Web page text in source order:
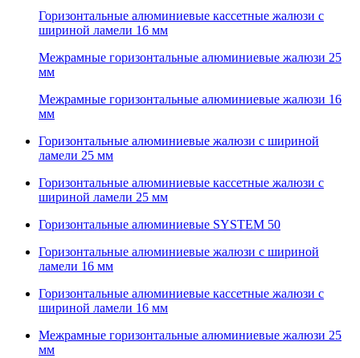
Горизонтальные алюминиевые кассетные жалюзи с
шириной ламели 16 мм
Межрамные горизонтальные алюминиевые жалюзи 25
мм
Межрамные горизонтальные алюминиевые жалюзи 16
мм
Горизонтальные алюминиевые жалюзи с шириной
ламели 25 мм
Горизонтальные алюминиевые кассетные жалюзи с
шириной ламели 25 мм
Горизонтальные алюминиевые SYSTEM 50
Горизонтальные алюминиевые жалюзи с шириной
ламели 16 мм
Горизонтальные алюминиевые кассетные жалюзи с
шириной ламели 16 мм
Межрамные горизонтальные алюминиевые жалюзи 25
мм